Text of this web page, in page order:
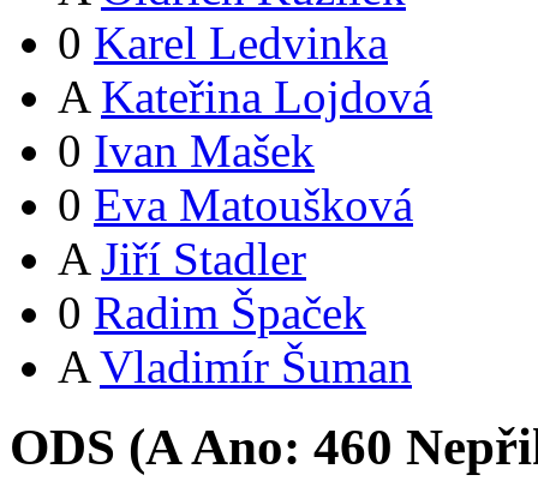
0 Karel Ledvinka
A Kateřina Lojdová
0 Ivan Mašek
0 Eva Matoušková
A Jiří Stadler
0 Radim Špaček
A Vladimír Šuman
ODS (AAno: 460